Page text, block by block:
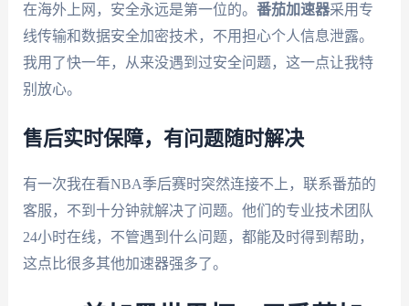
在海外上网，安全永远是第一位的。 番茄加速器采用专
线传输和数据安全加密技术，不用担心个人信息泄露。
我用了快一年，从来没遇到过安全问题，这一点让我特
别放心。
售后实时保障，有问题随时解决
有一次我在看NBA季后赛时突然连接不上，联系番茄的
客服，不到十分钟就解决了问题。他们的专业技术团队
24小时在线，不管遇到什么问题，都能及时得到帮助，
这点比很多其他加速器强多了。